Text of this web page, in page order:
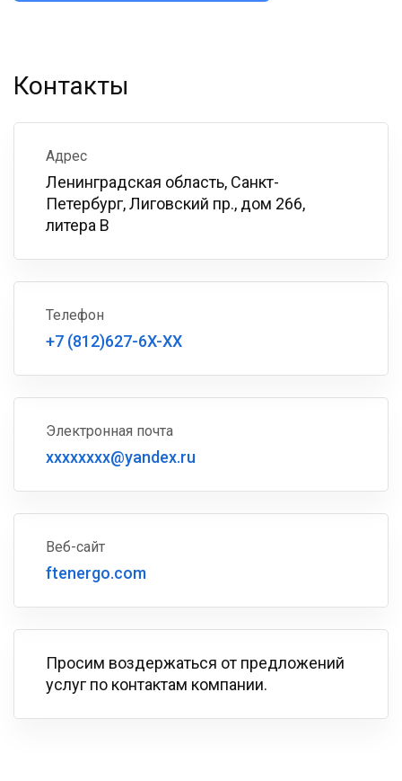
Контакты
Адрес
Ленинградская область, Санкт-
Петербург, Лиговский пр., дом 266,
литера В
Телефон
+7 (812)627-6X-XX
Электронная почта
xxxxxxxx@yandex.ru
Веб-сайт
ftenergo.com
Просим воздержаться от предложений
услуг по контактам компании.